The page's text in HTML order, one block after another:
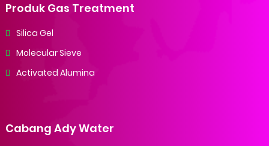
Produk Gas Treatment
Silica Gel
Molecular Sieve
Activated Alumina
Cabang Ady Water